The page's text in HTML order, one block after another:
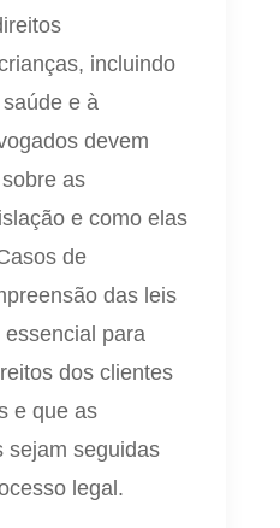
incluindo
e à
devem
as
e como elas
de
das leis
para
dos clientes
e que as
sejam seguidas
legal.